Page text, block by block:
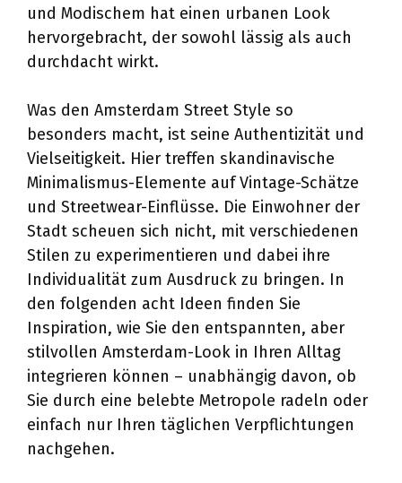
und Modischem hat einen urbanen Look
hervorgebracht, der sowohl lässig als auch
durchdacht wirkt.
Was den Amsterdam Street Style so
besonders macht, ist seine Authentizität und
Vielseitigkeit. Hier treffen skandinavische
Minimalismus-Elemente auf Vintage-Schätze
und Streetwear-Einflüsse. Die Einwohner der
Stadt scheuen sich nicht, mit verschiedenen
Stilen zu experimentieren und dabei ihre
Individualität zum Ausdruck zu bringen. In
den folgenden acht Ideen finden Sie
Inspiration, wie Sie den entspannten, aber
stilvollen Amsterdam-Look in Ihren Alltag
integrieren können – unabhängig davon, ob
Sie durch eine belebte Metropole radeln oder
einfach nur Ihren täglichen Verpflichtungen
nachgehen.